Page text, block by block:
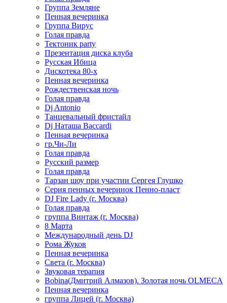
Группа Земляне
Пенная вечеринка
Группа Вирус
Голая правда
Тектоник party
Презентация диска клуба
Русская Ибица
Дискотека 80-х
Пенная вечеринка
Рождественская ночь
Голая правда
Dj Antonio
Танцевальный фристайл
Dj Наташа Baccardi
Пенная вечеринка
гр.Чи-Ли
Голая правда
Русский размер
Голая правда
Тарзан шоу при участии Сергея Глушко
Серия пенных вечеринок Пенно-пласт
DJ Fire Lady (г. Москва)
Голая правда
группа Винтаж (г. Москва)
8 Марта
Международный день DJ
Рома Жуков
Пенная вечеринка
Света (г. Москва)
Звуковая терапия
Bobina(Дмитрий Алмазов). Золотая ночь OLMECA
Пенная вечеринка
группа Лицей (г. Москва)